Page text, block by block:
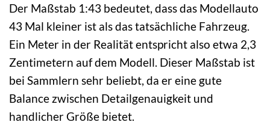
Der Maßstab 1:43 bedeutet, dass das Modellauto
43 Mal kleiner ist als das tatsächliche Fahrzeug.
Ein Meter in der Realität entspricht also etwa 2,3
Zentimetern auf dem Modell. Dieser Maßstab ist
bei Sammlern sehr beliebt, da er eine gute
Balance zwischen Detailgenauigkeit und
handlicher Größe bietet.